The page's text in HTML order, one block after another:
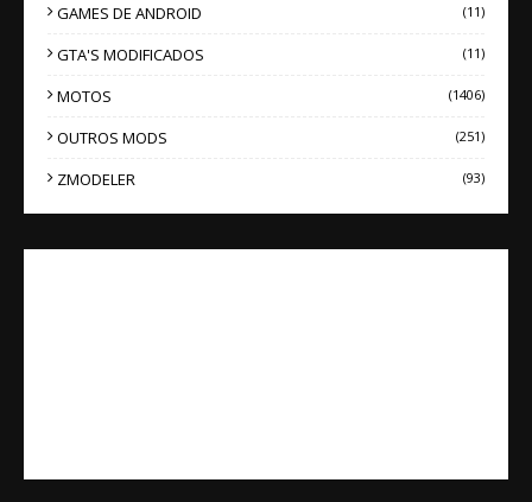
GAMES DE ANDROID (11)
GTA'S MODIFICADOS (11)
MOTOS (1406)
OUTROS MODS (251)
ZMODELER (93)